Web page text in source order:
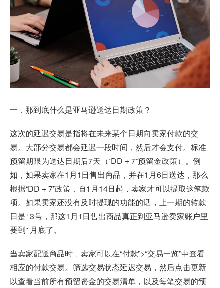
一．那到底什么是亚马逊送达日期政策？
这次的延迟交易是指将在未来某个日期向卖家付款的交
易。大部分交易都会延迟一段时间，然后才会支付。标准
预留期限为送达日期后7天（“DD + 7”预留金政策）。例
如，如果卖家在1月1日售出商品，并在1月6日送达，那么
根据“DD + 7”政策，自1月14日起，卖家才可以提取这笔款
项。如果卖家还没有及时提现的功能的话，上一期的转款
日是13号，那这1月1日售出商品真正到亚马逊卖家账户里
要到1月底了。
当卖家配送商品时，卖家可以在“付款”>“交易一览”中查看
相应的付款交易。筛选交易状态延迟交易，然后点击更新
以查看当前所有预留资金的交易清单，以及每笔交易的预